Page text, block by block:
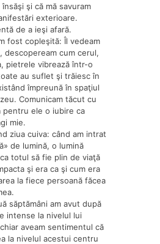
şi că mă savuram
exterioare.
de a ieşi afară.
fost copleşită: Îl vedeam
descopeream cum cerul,
pietrele vibrează într-o
au suflet şi trăiesc în
împreună în spaţiul
Comunicam tăcut cu
pentru ele o iubire ca
mie.
ziua cuiva: când am intrat
de lumină, o lumină
totul să fie plin de viaţă
şi era ca şi cum era
la fiece persoană făcea
săptămâni am avut după
intense la nivelul lui
aveam sentimentul că
la nivelul acestui centru